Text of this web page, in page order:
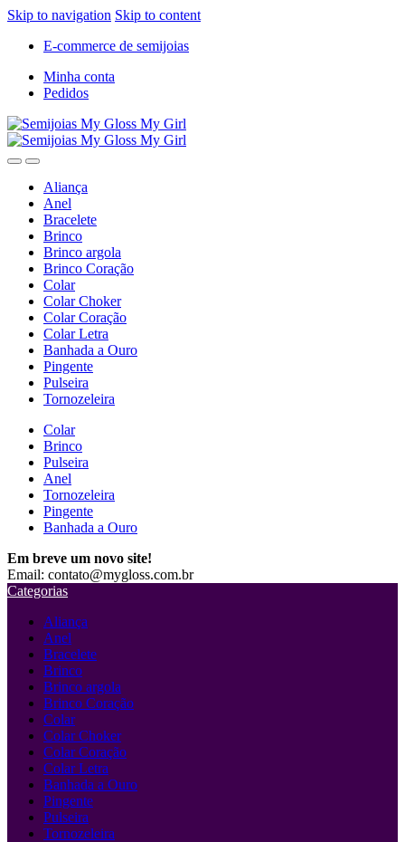
Skip to navigation Skip to content
E-commerce de semijoias
Minha conta
Pedidos
Aliança
Anel
Bracelete
Brinco
Brinco argola
Brinco Coração
Colar
Colar Choker
Colar Coração
Colar Letra
Banhada a Ouro
Pingente
Pulseira
Tornozeleira
Colar
Brinco
Pulseira
Anel
Tornozeleira
Pingente
Banhada a Ouro
Em breve um novo site!
Email: contato@mygloss.com.br
Categorias
Aliança
Anel
Bracelete
Brinco
Brinco argola
Brinco Coração
Colar
Colar Choker
Colar Coração
Colar Letra
Banhada a Ouro
Pingente
Pulseira
Tornozeleira